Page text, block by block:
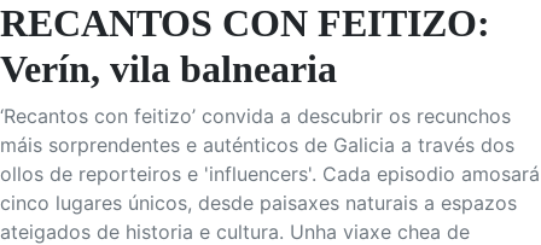
RECANTOS CON FEITIZO:
Verín, vila balnearia
‘Recantos con feitizo’ convida a descubrir os recunchos
máis sorprendentes e auténticos de Galicia a través dos
ollos de reporteiros e 'influencers'. Cada episodio amosará
cinco lugares únicos, desde paisaxes naturais a espazos
ateigados de historia e cultura. Unha viaxe chea de